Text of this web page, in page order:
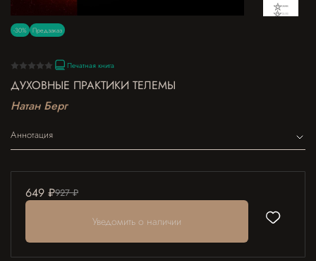
-30% Предзаказ
Печатная книга
ДУХОВНЫЕ ПРАКТИКИ ТЕЛЕМЫ
Натан Берг
Аннотация
649 ₽927 ₽
Уведомить о наличии